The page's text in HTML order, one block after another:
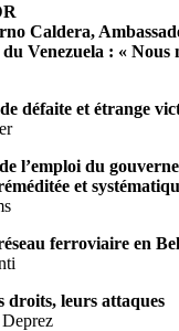
Caldera,
Venezuela : « Nous
défaite et étrange
l’emploi du
et
ferroviaire en
droits, leurs attaques